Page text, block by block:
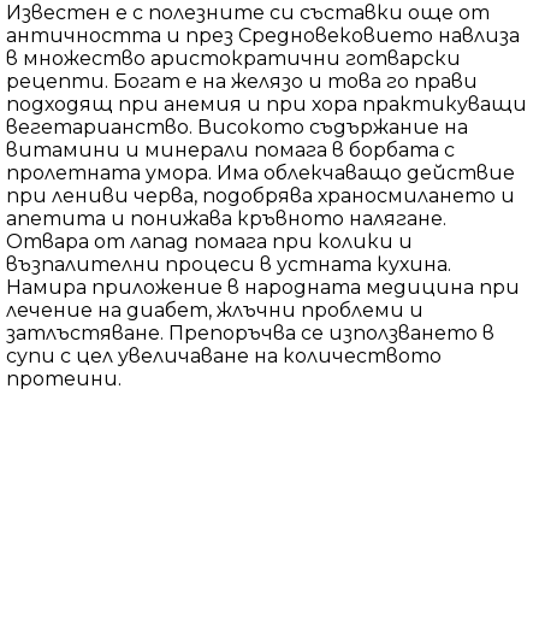
Известен е с полезните си съставки още от
античността и през Средновековието навлиза
в множество аристократични готварски
рецепти. Богат е на желязо и това го прави
подходящ при анемия и при хора практикуващи
вегетарианство. Високото съдържание на
витамини и минерали помага в борбата с
пролетната умора. Има облекчаващо действие
при лениви черва, подобрява храносмилането и
апетита и понижава кръвното налягане.
Отвара от лапад помага при колики и
възпалителни процеси в устната кухина.
Намира приложение в народната медицина при
лечение на диабет, жлъчни проблеми и
затлъстяване. Препоръчва се използването в
супи с цел увеличаване на количеството
протеини.